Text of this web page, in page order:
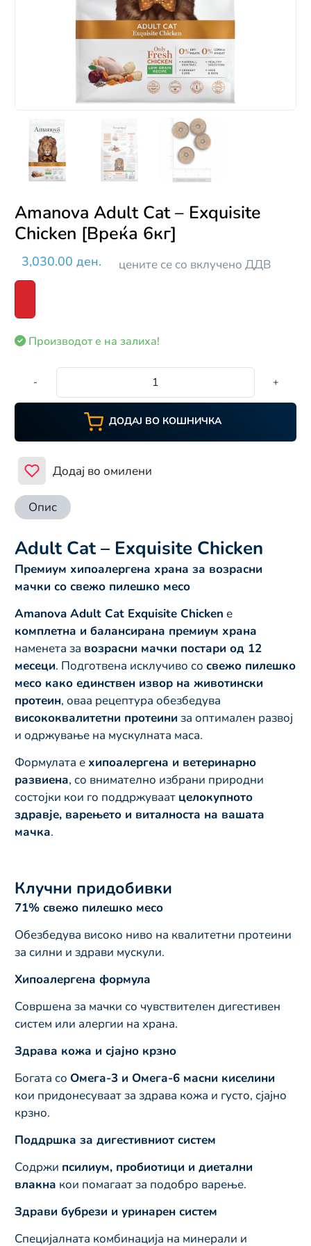
Amanova Adult Cat – Exquisite
Chicken [Вреќа 6кг]
3,030.00 ден. цените се со вклучено ДДВ
Производот е на залиха!
- +
ДОДАЈ ВО КОШНИЧКА
Додај во омилени
Опис
Adult Cat – Exquisite Chicken
Премиум хипоалергена храна за возрасни
мачки со свежо пилешко месо
Amanova Adult Cat Exquisite Chicken е
комплетна и балансирана премиум храна
наменета за возрасни мачки постари од 12
месеци. Подготвена исклучиво со свежо пилешко
месо како единствен извор на животински
протеин, оваа рецептура обезбедува
висококвалитетни протеини за оптимален развој
и одржување на мускулната маса.
Формулата е хипоалергена и ветеринарно
развиена, со внимателно избрани природни
состојки кои го поддржуваат целокупното
здравје, варењето и виталноста на вашата
мачка.
Клучни придобивки
71% свежо пилешко месо
Обезбедува високо ниво на квалитетни протеини
за силни и здрави мускули.
Хипоалергена формула
Совршена за мачки со чувствителен дигестивен
систем или алергии на храна.
Здрава кожа и сјајно крзно
Богата со Омега-3 и Омега-6 масни киселини
кои придонесуваат за здрава кожа и густо, сјајно
крзно.
Поддршка за дигестивниот систем
Содржи псилиум, пробиотици и диетални
влакна кои помагаат за подобро варење.
Здрави бубрези и уринарен систем
Специјалната комбинација на минерали и